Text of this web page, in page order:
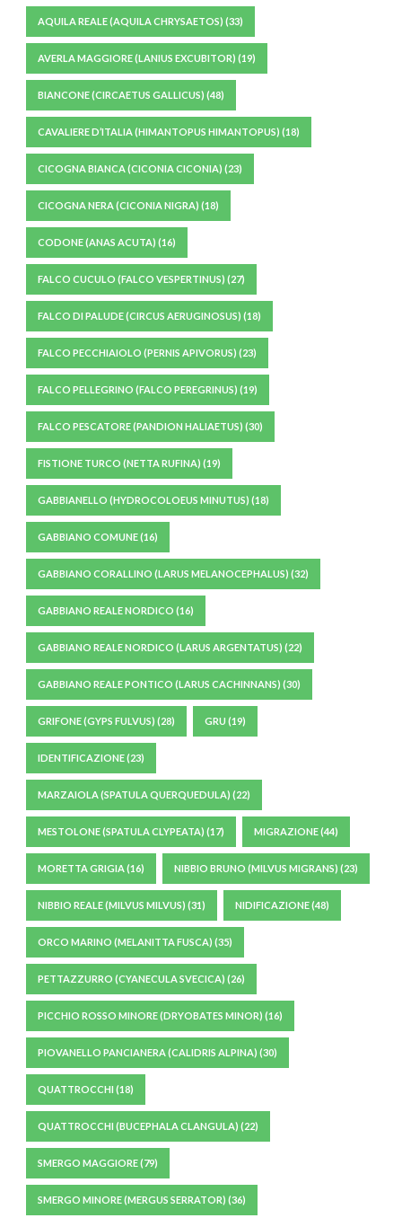
AQUILA REALE (AQUILA CHRYSAETOS) (33)
AVERLA MAGGIORE (LANIUS EXCUBITOR) (19)
BIANCONE (CIRCAETUS GALLICUS) (48)
CAVALIERE D’ITALIA (HIMANTOPUS HIMANTOPUS) (18)
CICOGNA BIANCA (CICONIA CICONIA) (23)
CICOGNA NERA (CICONIA NIGRA) (18)
CODONE (ANAS ACUTA) (16)
FALCO CUCULO (FALCO VESPERTINUS) (27)
FALCO DI PALUDE (CIRCUS AERUGINOSUS) (18)
FALCO PECCHIAIOLO (PERNIS APIVORUS) (23)
FALCO PELLEGRINO (FALCO PEREGRINUS) (19)
FALCO PESCATORE (PANDION HALIAETUS) (30)
FISTIONE TURCO (NETTA RUFINA) (19)
GABBIANELLO (HYDROCOLOEUS MINUTUS) (18)
GABBIANO COMUNE(16)
GABBIANO CORALLINO (LARUS MELANOCEPHALUS) (32)
GABBIANO REALE NORDICO (16)
GABBIANO REALE NORDICO (LARUS ARGENTATUS) (22)
GABBIANO REALE PONTICO (LARUS CACHINNANS) (30)
GRIFONE (GYPS FULVUS) (28) GRU (19)
IDENTIFICAZIONE(23)
MARZAIOLA (SPATULA QUERQUEDULA) (22)
MESTOLONE (SPATULA CLYPEATA) (17) MIGRAZIONE(44)
MORETTA GRIGIA(16) NIBBIO BRUNO (MILVUS MIGRANS) (23)
NIBBIO REALE (MILVUS MILVUS) (31) NIDIFICAZIONE(48)
ORCO MARINO (MELANITTA FUSCA) (35)
PETTAZZURRO (CYANECULA SVECICA) (26)
PICCHIO ROSSO MINORE (DRYOBATES MINOR) (16)
PIOVANELLO PANCIANERA (CALIDRIS ALPINA) (30)
QUATTROCCHI (18)
QUATTROCCHI (BUCEPHALA CLANGULA) (22)
SMERGO MAGGIORE(79)
SMERGO MINORE (MERGUS SERRATOR) (36)